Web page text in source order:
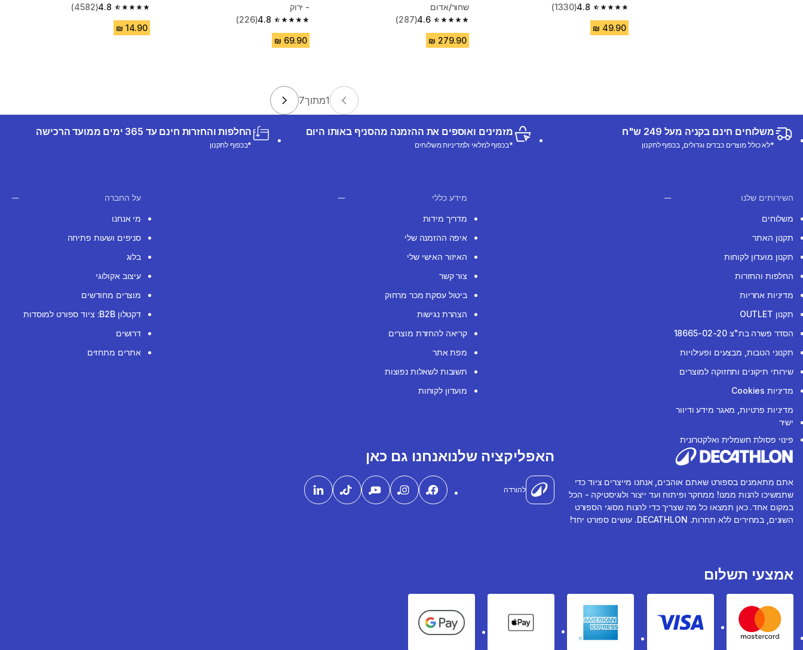
4.8
4.8 out of 5 stars from 1330 reviews
(1330)
שחור/אדום
4.6
4.6 out of 5 stars from 287 reviews
(287)
- ירוק
4.8
4.8 out of 5 stars from 226 reviews
(226)
4.8
4.8 out of 5 stars from 4582 reviews
(4582)
1מתוך7
משלוחים חינם בקניה מעל 249 ש"ח
*לא כולל מוצרים כבדים וגדולים, בכפוף לתקנון
מזמינים ואוספים את ההזמנה מהסניף באותו היום
*בכפוף למלאי ולמדיניות משלוחים
החלפות והחזרות חינם עד 365 ימים ממועד הרכישה
*בכפוף לתקנון
השירותים שלנו
משלוחים
תקנון האתר
תקנון מועדון לקוחות
החלפות והחזרות
מדיניות אחריות
תקנון OUTLET
הסדר פשרה בת"צ 18665-02-20
תקנוני הטבות, מבצעים ופעילויות
שירותי תיקונים ותחזוקה למוצרים
מדיניות Cookies
מדיניות פרטיות, מאגר מידע ודיוור
ישיר
פינוי פסולת חשמלית ואלקטרונית
מידע כללי
מדריך מידות
איפה ההזמנה שלי
האיזור האישי שלי
צור קשר
ביטול עסקת מכר מרחוק
הצהרת נגישות
קריאה להחזרת מוצרים
מפת אתר
תשובות לשאלות נפוצות
מועדון לקוחות
על החברה
מי אנחנו
סניפים ושעות פתיחה
בלוג
עיצוב אקולוגי
מוצרים מחודשים
דקטלון B2B: ציוד ספורט למוסדות
דרושים
אתרים מתחזים
אתם מתאמנים בספורט שאתם אוהבים, אנחנו מייצרים ציוד כדי
שתמשיכו להנות ממנו! ממחקר ופיתוח ועד ייצור ולוגיסטיקה - הכל
במקום אחד. כאן תמצאו כל מה שצריך כדי להנות מסוגי הספורט
השונים, במחירים ללא תחרות. DECATHLON. עושים ספורט יחד!
האפליקציה שלנו
להורדה
אנחנו גם כאן
אמצעי תשלום
Mastercard
Visa
American express
Apple Pay
Google Pay